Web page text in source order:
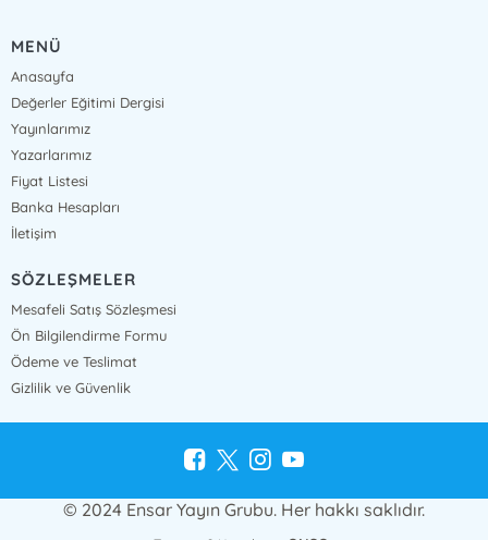
MENÜ
Anasayfa
Değerler Eğitimi Dergisi
Yayınlarımız
Yazarlarımız
Fiyat Listesi
Banka Hesapları
İletişim
SÖZLEŞMELER
Mesafeli Satış Sözleşmesi
Ön Bilgilendirme Formu
Ödeme ve Teslimat
Gizlilik ve Güvenlik
© 2024 Ensar Yayın Grubu. Her hakkı saklıdır.